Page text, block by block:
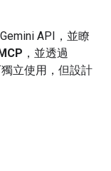
API，並瞭
，並透過
立使用，但設計